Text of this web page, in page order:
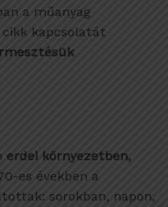
a műanyag
cikk kapcsolatát
erdei környezetben,
es években a
sorokban, napon,